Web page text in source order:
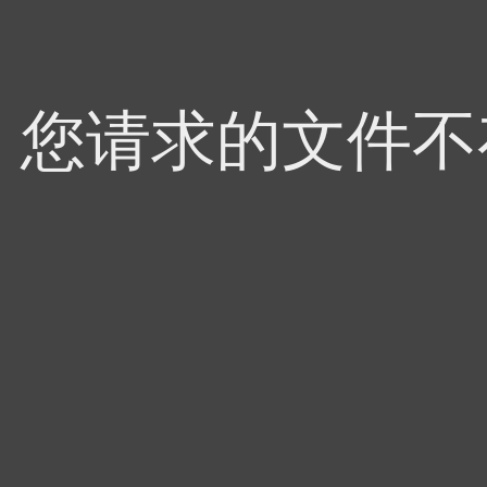
您请求的文件